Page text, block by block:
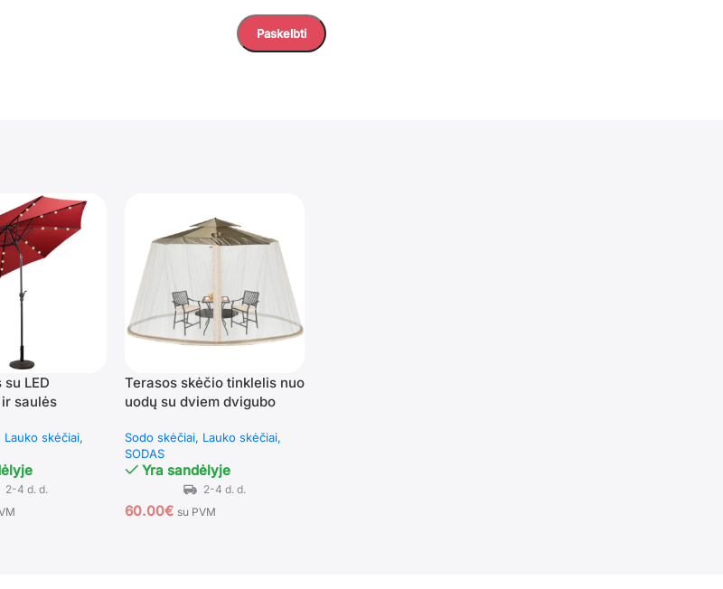
LED
saulės
Lauko skėčiai
Terasos skėčio tinklelis nuo
uodų su dviem dvigubo
(Smėlio)
Sodo skėčiai Lauko skėčiai
SODAS
Yra sandėlyje
60.00€ su PVM